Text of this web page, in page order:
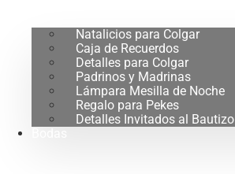
Natalicios para Colgar
Caja de Recuerdos
Detalles para Colgar
Padrinos y Madrinas
Lámpara Mesilla de Noche
Regalo para Pekes
Detalles Invitados al Bautizo